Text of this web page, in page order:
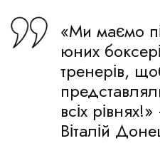
«Ми маємо
юних
тренерів,
всіх
Віталій